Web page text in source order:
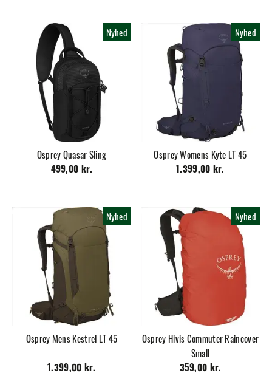
Nyhed
Osprey Quasar Sling
499,00 kr.
Nyhed
Osprey Womens Kyte LT 45
1.399,00 kr.
Nyhed
Osprey Mens Kestrel LT 45
1.399,00 kr.
Nyhed
Osprey Hivis Commuter Raincover
Small
359,00 kr.